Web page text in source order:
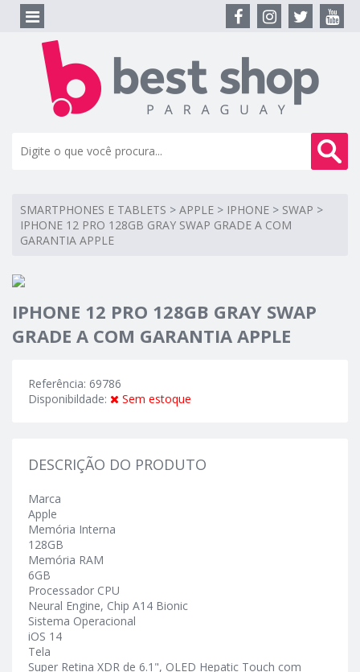
SMARTPHONES E TABLETS > APPLE > IPHONE > SWAP >
IPHONE 12 PRO 128GB GRAY SWAP GRADE A COM
GARANTIA APPLE
IPHONE 12 PRO 128GB GRAY SWAP
GRADE A COM GARANTIA APPLE
Referência: 69786
Disponibildade:
Sem estoque
DESCRIÇÃO DO PRODUTO
Marca
Apple
Memória Interna
128GB
Memória RAM
6GB
Processador CPU
Neural Engine, Chip A14 Bionic
Sistema Operacional
iOS 14
Tela
Super Retina XDR de 6.1", OLED Hepatic Touch com